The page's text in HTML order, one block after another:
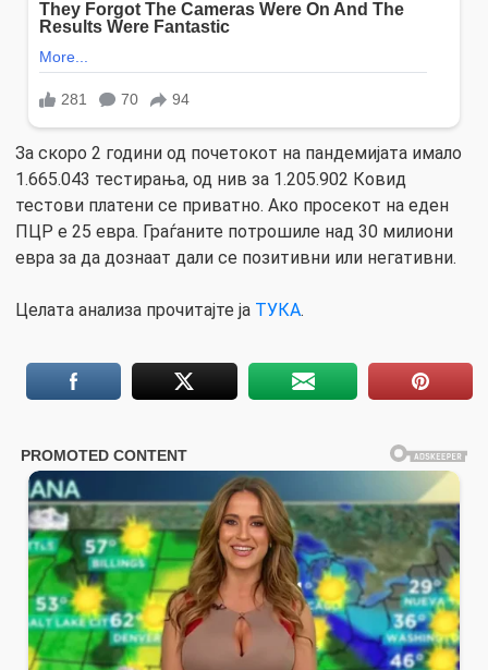
За скоро 2 години од почетокот на пандемијата имало
1.665.043 тестирања, од нив за 1.205.902 Ковид
тестови платени се приватно. Ако просекот на еден
ПЦР е 25 евра. Граѓаните потрошиле над 30 милиони
евра за да дознаат дали се позитивни или негативни.
Целата анализа прочитајте ја ТУКА.